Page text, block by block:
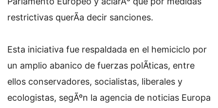
restrictivas querÃ­a decir sanciones.
Esta iniciativa fue respaldada en el hemiciclo por
un amplio abanico de fuerzas polÃ­ticas, entre
ellos conservadores, socialistas, liberales y
ecologistas, segÃºn la agencia de noticias Europa